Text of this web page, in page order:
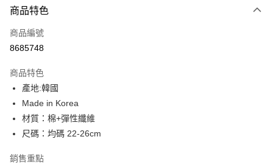
信用卡一次付款
超商取貨付款
Apple Pay
街口支付
悠遊付
ATM付款
商品特色
商品編號
8685748
商品特色
產地:韓國
Made in Korea
材質：棉+彈性纖維
尺碼：均碼 22-26cm
銷售重點